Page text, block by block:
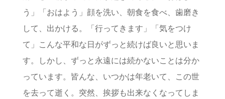
う」「おはよう」顔を洗い、朝食を食べ、歯磨き
して、出かける。「行ってきます」「気をつけ
て」こんな平和な日がずっと続けば良いと思いま
す。しかし、ずっと永遠には続かないことは分か
っています。皆んな、いつかは年老いて、この世
を去って逝く。突然、挨拶も出来なくなってしま